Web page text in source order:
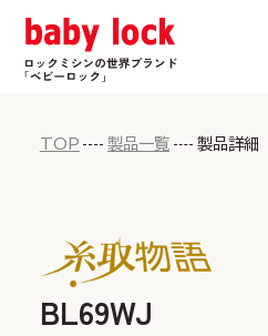
TOP 製品一覧 製品詳細
BL69WJ